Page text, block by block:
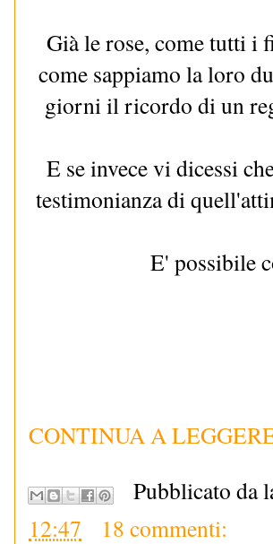
Già le rose, come tutti i
come sappiamo la loro
giorni il ricordo di un
E se invece vi dicessi
testimonianza di
E' possibile
CONTINUA A
Pubblicato da
12:47
18 commenti: